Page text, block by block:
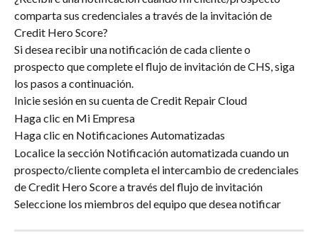
comparta sus credenciales a través de la invitación de
Credit Hero Score?
Si desea recibir una notificación de cada cliente o
prospecto que complete el flujo de invitación de CHS, siga
los pasos a continuación.
Inicie sesión en su cuenta de Credit Repair Cloud
Haga clic en Mi Empresa
Haga clic en Notificaciones Automatizadas
Localice la sección Notificación automatizada cuando un
prospecto/cliente completa el intercambio de credenciales
de Credit Hero Score a través del flujo de invitación
Seleccione los miembros del equipo que desea notificar